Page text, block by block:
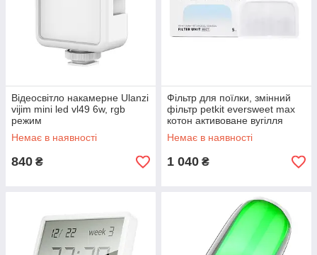
Відеосвітло накамерне Ulanzi
vijim mini led vl49 6w, rgb
режим
Немає в наявності
840 ₴
Фільтр для поїлки, змінний
фільтр petkit eversweet max
котон активоване вугілля
Немає в наявності
1 040 ₴